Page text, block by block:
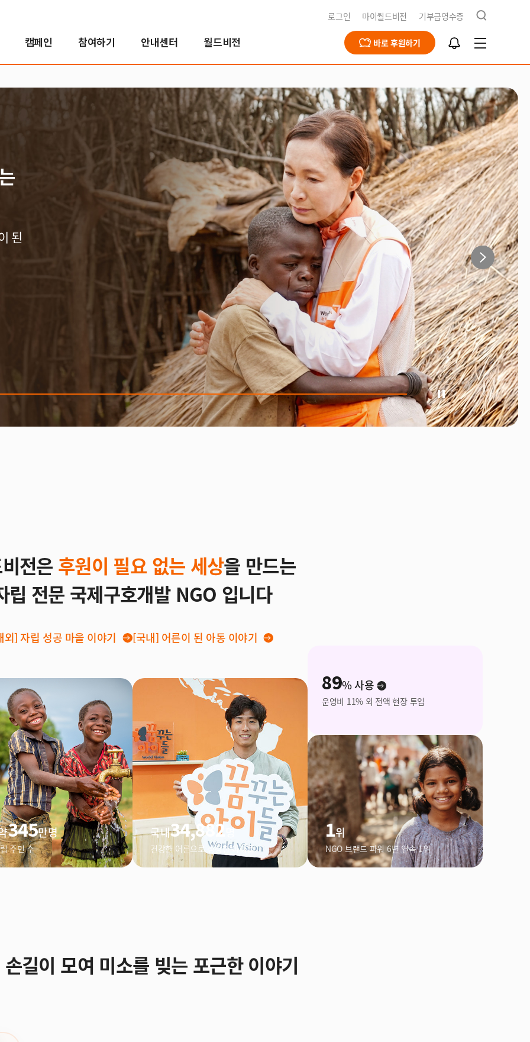
로그인 마이월드비전 기부금영수증
해외사업 국내사업 긴급구호 북한사업
소개
밥피어스아너클럽
디아코니아처치
기업후원
소개
함께하는 기업
후원소식
뉴스레터
비전스토어
소개
소식
찾기
신청
인도적지원사업
자연재난구호사업
분쟁대응사업
국내사업
꿈지원사업
위기아동지원사업
식생활취약아동지원사업
취약아동특화사업
아동옹호사업
북한사업
영양사업
식수사업
캠페인
캠페인 결과보고
참여하기
후원자참여
비전로드
교회 파트너십 사회문제해결
안내센터
정책 및 약관 새소식 소식지 보고서
월드비전
투명경영
투명경영실현
재무예산보고
친선홍보대사
인재채용
소개
단시간근로자 채용공고
바로 후원하기
알
함
된
n
e
x
t
전은 후원이 필요 없는 세상을 만드는
립 전문 국제구호개발 NGO 입니다
외] 자립 성공 마을 이야기 [국내] 어른이 된 아동 이야기
345만명
주민 수
국내34,882 명
건강한 어른으로 성장한 아이들
89% 사용
운영비 11% 외 전액 현장 투입
1위
NGO 브랜드 파워 6년 연속 1위
길이 모여 미소를 빚는 포근한 이야기